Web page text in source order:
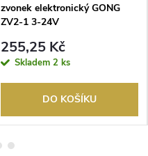
zvonek elektronický GONG
ZV2-1 3-24V
255,25 Kč
Skladem 2 ks
DO KOŠÍKU